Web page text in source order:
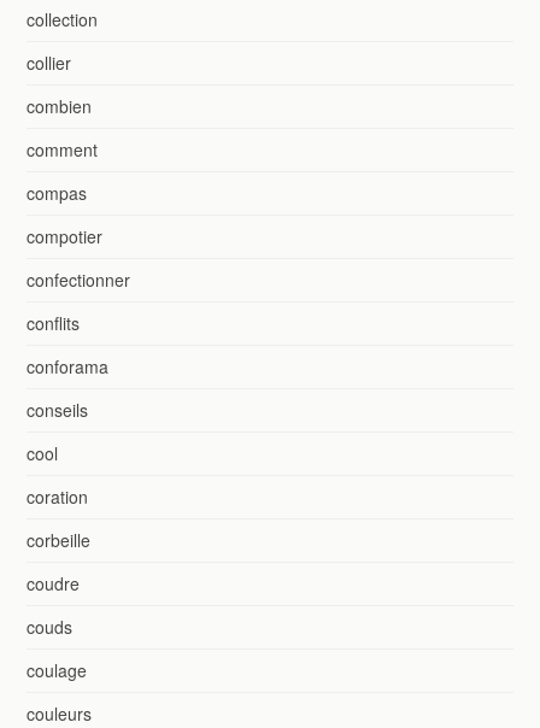
collection
collier
combien
comment
compas
compotier
confectionner
conflits
conforama
conseils
cool
coration
corbeille
coudre
couds
coulage
couleurs